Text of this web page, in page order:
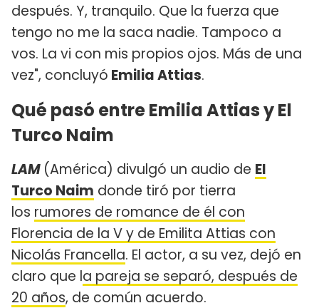
después. Y, tranquilo. Que la fuerza que
tengo no me la saca nadie. Tampoco a
vos. La vi con mis propios ojos. Más de una
vez", concluyó Emilia Attias.
Qué pasó entre Emilia Attias y El
Turco Naim
LAM (América) divulgó un audio de El
Turco Naim donde tiró por tierra
los rumores de romance de él con
Florencia de la V y de Emilita Attias con
Nicolás Francella. El actor, a su vez, dejó en
claro que la pareja se separó, después de
20 años, de común acuerdo.